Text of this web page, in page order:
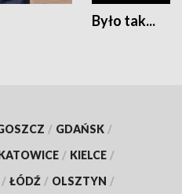
Było tak...
/ GDAŃSK /
/ KIELCE /
/ ŁÓDŹ / OLSZTYN /